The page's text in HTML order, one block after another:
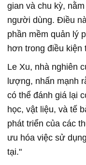
gian và chu kỳ,
người dùng. Điều
phần mềm quản lý
hơn trong điều kiện
Le Xu, nhà nghiên
lượng, nhấn mạnh
có thể đánh giá lại
học, vật liệu, và tế
phát triển của các
ưu hóa việc sử
tại."